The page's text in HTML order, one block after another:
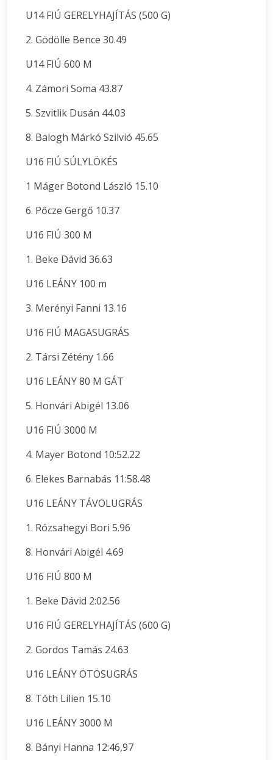
U14 FIÚ GERELYHAJÍTÁS (500 G)
2. Gödölle Bence 30.49
U14 FIÚ 600 M
4. Zámori Soma 43.87
5. Szvitlik Dusán 44.03
8. Balogh Márkó Szilvió 45.65
U16 FIÚ SÚLYLÖKÉS
1 Máger Botond László 15.10
6. Pőcze Gergő 10.37
U16 FIÚ 300 M
1. Beke Dávid 36.63
U16 LEÁNY 100 m
3. Merényi Fanni 13.16
U16 FIÚ MAGASUGRÁS
2. Társi Zétény 1.66
U16 LEÁNY 80 M GÁT
5. Honvári Abigél 13.06
U16 FIÚ 3000 M
4. Mayer Botond 10:52.22
6. Elekes Barnabás 11:58.48
U16 LEÁNY TÁVOLUGRÁS
1. Rózsahegyi Bori 5.96
8. Honvári Abigél 4.69
U16 FIÚ 800 M
1. Beke Dávid 2:02.56
U16 FIÚ GERELYHAJÍTÁS (600 G)
2. Gordos Tamás 24.63
U16 LEÁNY ÖTÖSUGRÁS
8. Tóth Lilien 15.10
U16 LEÁNY 3000 M
8. Bányi Hanna 12:46,97